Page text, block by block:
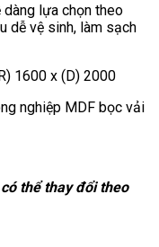
dàng lựa chọn theo
dễ vệ sinh, làm sạch
1600 x (D) 2000
nghiệp MDF bọc vải
thể thay đổi theo